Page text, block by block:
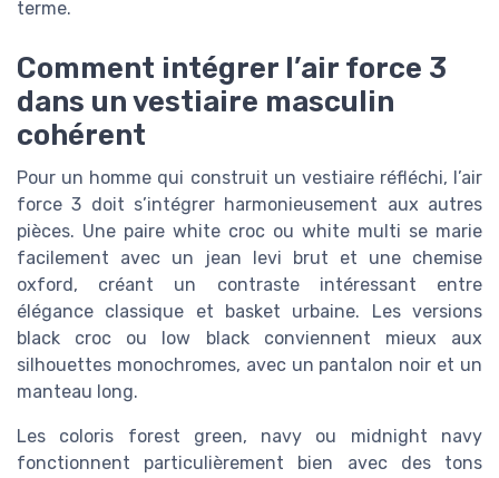
terme.
Comment intégrer l’air force 3
dans un vestiaire masculin
cohérent
Pour un homme qui construit un vestiaire réfléchi, l’air
force 3 doit s’intégrer harmonieusement aux autres
pièces. Une paire white croc ou white multi se marie
facilement avec un jean levi brut et une chemise
oxford, créant un contraste intéressant entre
élégance classique et basket urbaine. Les versions
black croc ou low black conviennent mieux aux
silhouettes monochromes, avec un pantalon noir et un
manteau long.
Les coloris forest green, navy ou midnight navy
fonctionnent particulièrement bien avec des tons